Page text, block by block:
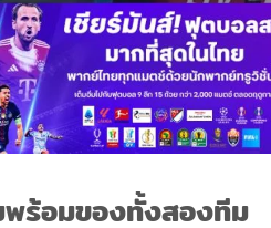
พร้อมของทั้งสองทีม